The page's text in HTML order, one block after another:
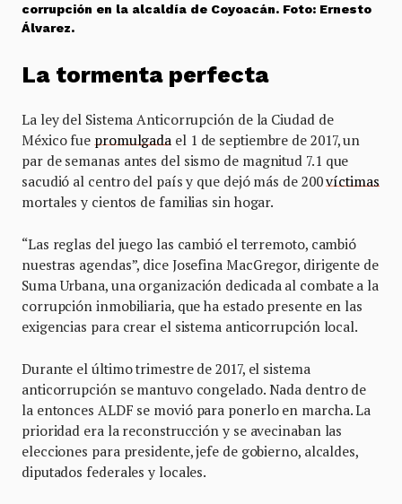
corrupción en la alcaldía de Coyoacán. Foto: Ernesto
Álvarez.
La tormenta perfecta
La ley del Sistema Anticorrupción de la Ciudad de
México fue promulgada el 1 de septiembre de 2017, un
par de semanas antes del sismo de magnitud 7.1 que
sacudió al centro del país y que dejó más de 200víctimas
mortales y cientos de familias sin hogar.
“Las reglas del juego las cambió el terremoto, cambió
nuestras agendas”, dice Josefina MacGregor, dirigente de
Suma Urbana, una organización dedicada al combate a la
corrupción inmobiliaria, que ha estado presente en las
exigencias para crear el sistema anticorrupción local.
Durante el último trimestre de 2017, el sistema
anticorrupción se mantuvo congelado. Nada dentro de
la entonces ALDF se movió para ponerlo en marcha. La
prioridad era la reconstrucción y se avecinaban las
elecciones para presidente, jefe de gobierno, alcaldes,
diputados federales y locales.